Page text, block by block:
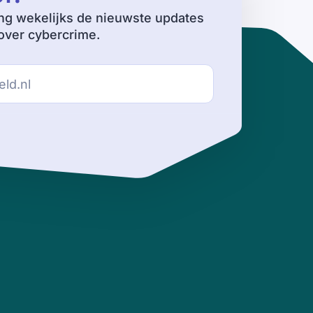
wekelijks de nieuwste updates
cybercrime.